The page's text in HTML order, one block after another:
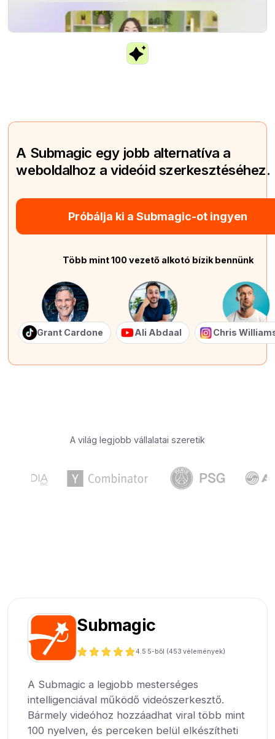
A Submagic egy jobb alternatíva a
weboldalhoz a videóid szerkesztéséhez.
Próbálja ki a Submagic-ot ingyen
Több mint 100 vezető alkotó bízik bennünk
Grant Cardone Ali Abdaal Chris
A világ legjobb vállalatai szeretik
Submagic
4.5 5-ből (453 vélemények)
A Submagic a legjobb mesterséges
intelligenciával működő videószerkesztő.
Bármely videóhoz hozzáadhat viral több mint
100 nyelven, és perceken belül elkészítheti